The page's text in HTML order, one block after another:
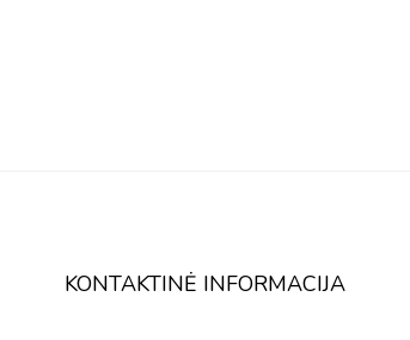
KONTAKTINĖ INFORMACIJA